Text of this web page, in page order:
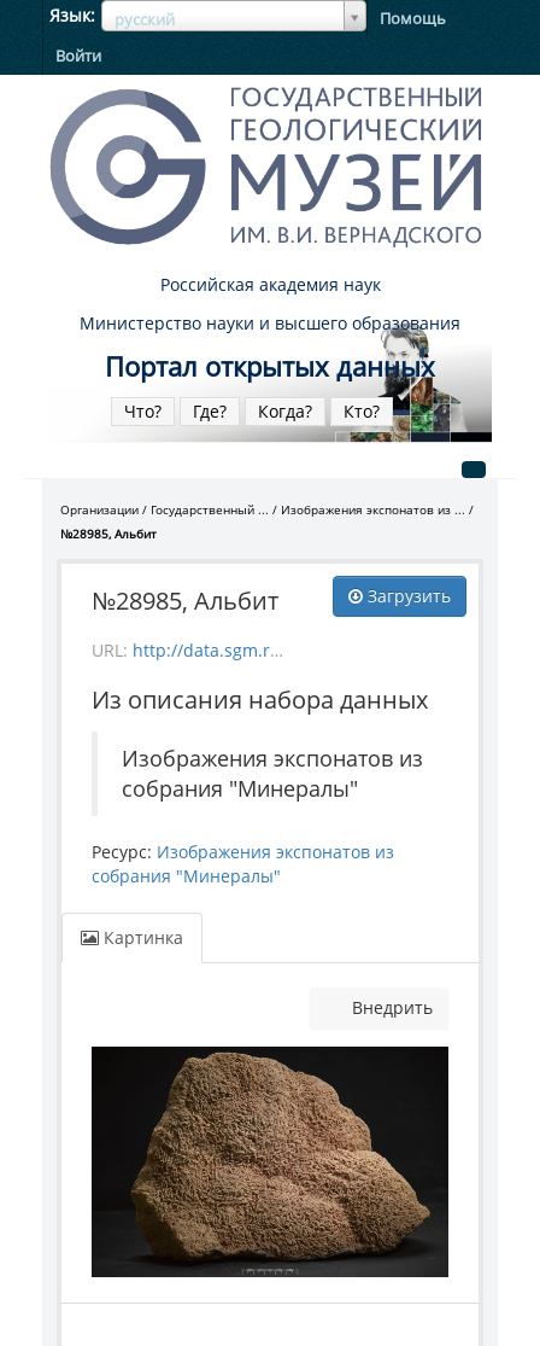
Язык русский
ЯзыкЯзык
Помощь
Войти
Российская академия наук
Министерство науки и высшего образования
Портал открытых данных
Что? Где? Когда? Кто?
Организации Государственный ...
Изображения экспонатов из ...
№28985, Альбит
Загрузить
№28985, Альбит
URL: http://data.sgm.ru/dataset/17744eed-27fa-4a9a-bc72-4e657fa570af/resource/36518ca2-caec-43c3-9c90-6ea44c7fdf32/download/mineral_28985.jpg
Из описания набора данных
Изображения экспонатов из
собрания "Минералы"
Ресурс: Изображения экспонатов из
собрания "Минералы"
Картинка
Внедрить